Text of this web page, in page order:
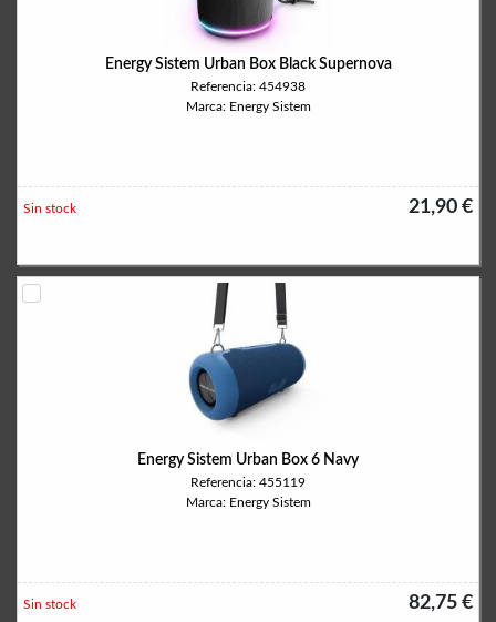
Energy Sistem Urban Box Black Supernova
Referencia: 454938
Marca: Energy Sistem
21,90 €
Sin stock
Energy Sistem Urban Box 6 Navy
Referencia: 455119
Marca: Energy Sistem
82,75 €
Sin stock